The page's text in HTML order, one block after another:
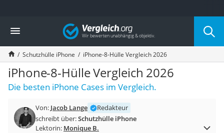
Die beliebtesten Vergleiche nach Kategorie
Elektronik
Powerstation
Monitor 32 Zoll 4K
Fernseher
Drucker
Desktop-PC
Diascanner
Laser-Multifunktionsdrucker
Vergleich
Schutzhülle iPhone iPhone-8-Hülle Vergleich 2026
iPhone-8-Hülle Vergleich 2026
Die besten iPhone Cases im Vergleich.
Von: Jacob Lange
Redakteur
schreibt über:Schutzhülle iPhone
Lektorin: Monique B.